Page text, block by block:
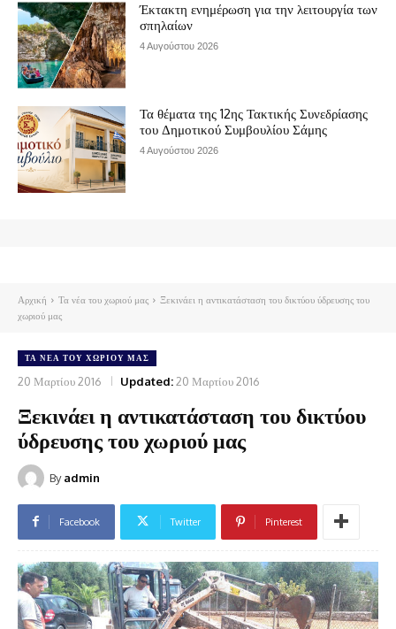
Έκτακτη ενημέρωση για την λειτουργία των
σπηλαίων
4 Αυγούστου 2026
Τα θέματα της 12ης Τακτικής Συνεδρίασης
του Δημοτικού Συμβουλίου Σάμης
4 Αυγούστου 2026